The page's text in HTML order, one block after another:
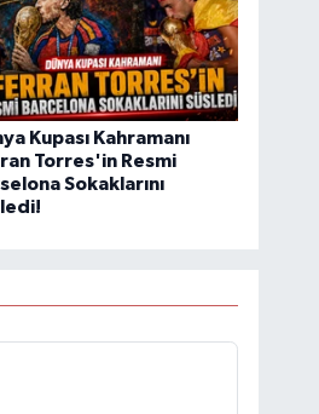
Kupası Kahramanı
Torres'in Resmi
Sokaklarını